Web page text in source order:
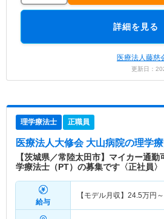
詳細を見る
医療法人藤
更新日：
理学療法士 正職員
医療法人大修会 大山病院の理学
【茨城県／常陸太田市】マイカー通
学療法士（PT）の募集です〈正社員〉
給与
【モデル月収】 24.5万円～